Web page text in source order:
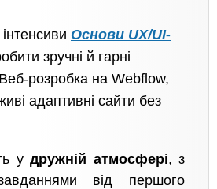
інтенсиви Основи UX/UI-
зручні й гарні
розробка на Webflow,
адаптивні сайти без
удружній атмосфері, з
від першого